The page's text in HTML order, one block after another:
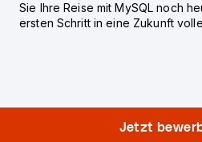
Sie Ihre Reise mit MySQL noch
ersten Schritt in eine Zukunft
Jetzt